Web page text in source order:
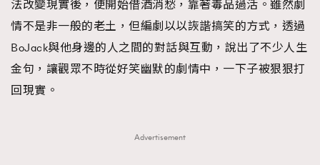
法改變現實後，便開始借酒消愁，靠著毒品過活。雖然劇
情不是非一般的老土，但編劇以以詼諧搞笑的方式，透過
BoJack與他身邊的人之間的對話與互動，說出了不少人生
金句，讓觀眾不時從好笑幽默的劇情中，一下子被狠狠打
回現實。
Advertisement